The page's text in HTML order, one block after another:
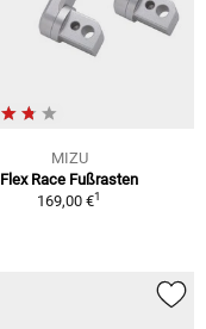
MIZU
Flex Race Fußrasten
169,00 €1